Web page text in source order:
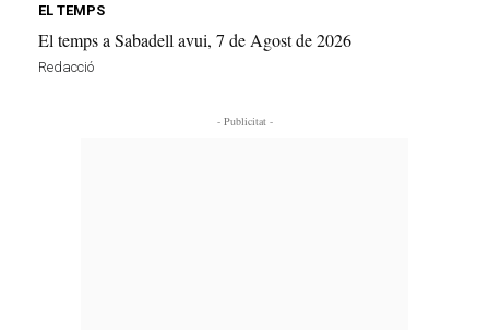
EL TEMPS
El temps a Sabadell avui, 7 de Agost de 2026
Redacció
- Publicitat -